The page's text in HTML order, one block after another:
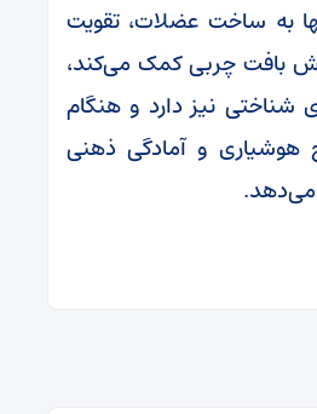
به ساخت عضلات، تقویت
بافت چربی کمک می‌کند،
شناختی نیز دارد و هنگام
و آمادگی ذهنی
می‌دهد.